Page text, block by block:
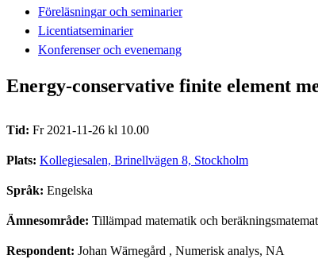
Föreläsningar och seminarier
Licentiatseminarier
Konferenser och evenemang
Energy-conservative finite element
Tid: Fr 2021-11-26 kl 10.00
Plats: Kollegiesalen, Brinellvägen 8, Stockholm
Språk: Engelska
Ämnesområde: Tillämpad matematik och
Respondent: Johan Wärnegård , Numerisk analys, NA